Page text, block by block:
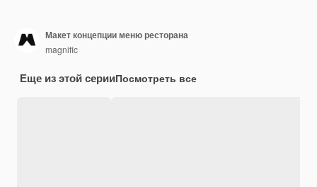
Макет концепции меню ресторана
magnific
Еще из этой серииПосмотреть все